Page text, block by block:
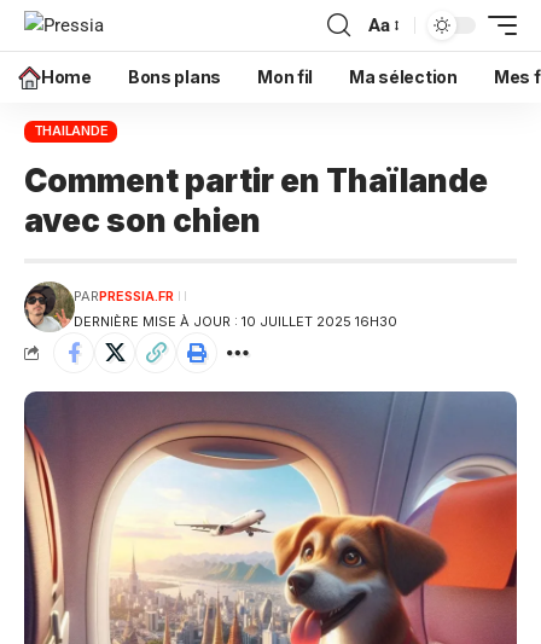
Aa
Home Bons plans Mon fil Ma sélection Mes
THAILANDE
Comment partir en Thaïlande
avec son chien
DERNIÈRE MISE À JOUR : 10 JUILLET 2025 16H30
PARPRESSIA.FR